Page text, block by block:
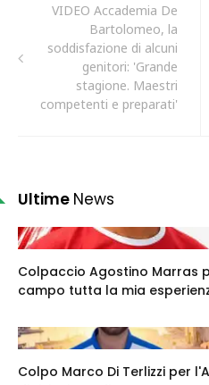
VIDEO Accademia De
Bartolomeo, la
soddisfazione di alcuni
genitori: 'Grande
stagione. Maestri
competenti e preparati'
Ultime News
Colpaccio Agostino Marras
campo tutta la mia
Colpo Marco Di Terlizzi per